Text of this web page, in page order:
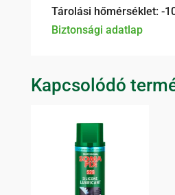
Tárolási hőmérséklet: -
Biztonsági adatlap
Kapcsolódó